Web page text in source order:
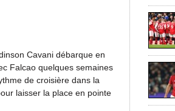
Cavani débarque en
Falcao quelques semaines
de croisière dans la
laisser la place en pointe